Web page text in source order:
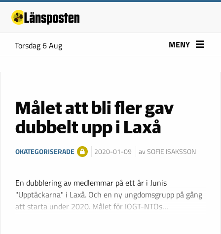
Torsdag 6 Aug MENY
Målet att bli fler gav
dubbelt upp i Laxå
OKATEGORISERADE 2020-01-09 av SOFIE ISAKSSON
En dubblering av medlemmar på ett år i Junis
"Upptäckarna" i Laxå. Och en ny ungdomsgrupp på gång
att starta under 2020. Målet för IOGT-NTOs…